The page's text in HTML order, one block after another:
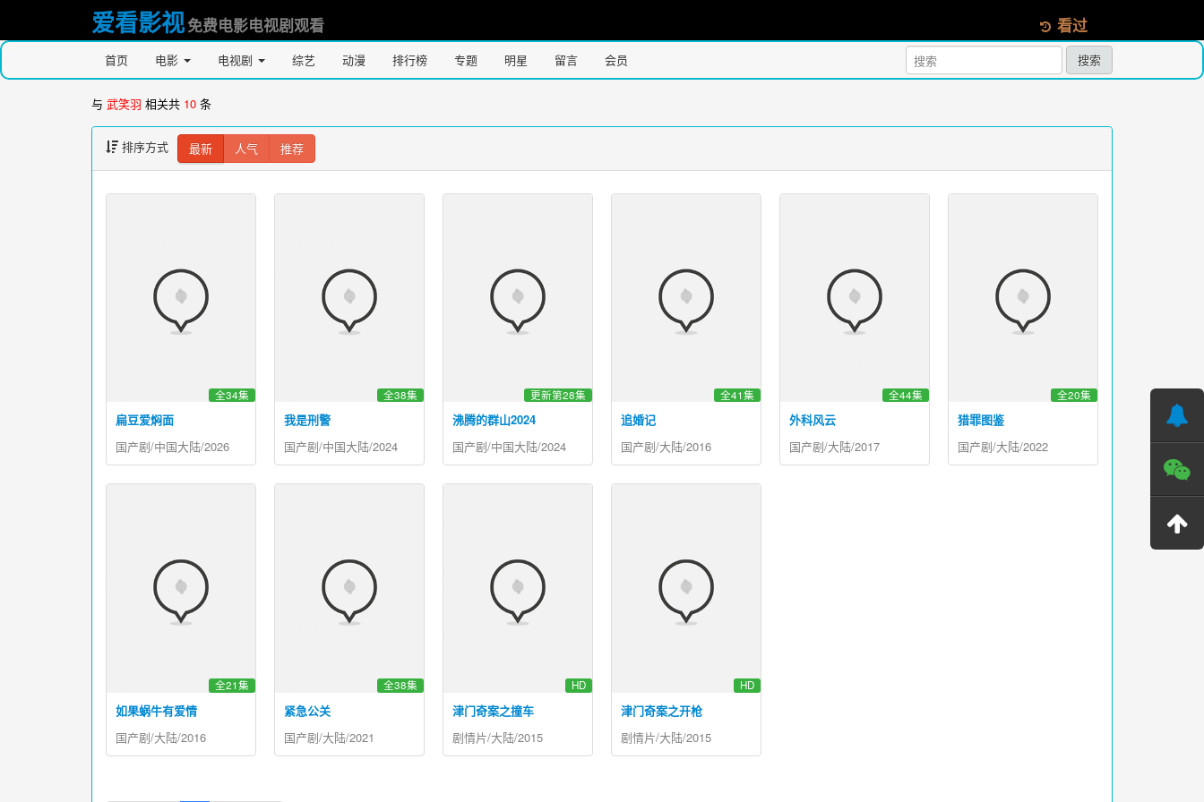
爱看影视免费电影电视剧观看 看过
首页 电影 电视剧 综艺 动漫 排行榜 专题 明星 留言 会员 搜索
与 武笑羽 相关共 10 条
排序方式 最新 人气 推荐
扁豆爱焖面
全34集
国产剧/中国大陆/2026
我是刑警
全38集
国产剧/中国大陆/2024
沸腾的群山2024
更新第28集
国产剧/中国大陆/2024
追婚记
全41集
国产剧/大陆/2016
外科风云
全44集
国产剧/大陆/2017
猎罪图鉴
全20集
国产剧/大陆/2022
如果蜗牛有爱情
全21集
国产剧/大陆/2016
紧急公关
全38集
国产剧/大陆/2021
津门奇案之撞车
HD
剧情片/大陆/2015
津门奇案之开枪
HD
剧情片/大陆/2015